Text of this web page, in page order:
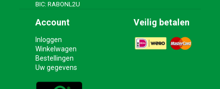
BIC: RABONL2U
Account
Inloggen
Winkelwagen
Bestellingen
Uw gegevens
Veilig betalen